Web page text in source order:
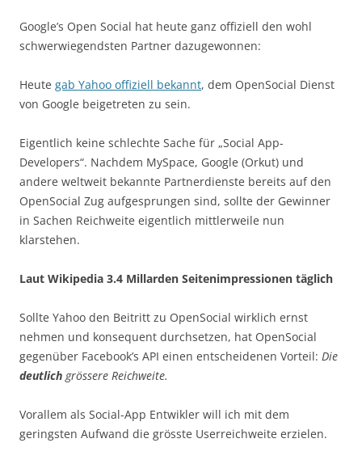
Google’s Open Social hat heute ganz offiziell den wohl
schwerwiegendsten Partner dazugewonnen:
Heute gab Yahoo offiziell bekannt, dem OpenSocial Dienst
von Google beigetreten zu sein.
Eigentlich keine schlechte Sache für „Social App-
Developers“. Nachdem MySpace, Google (Orkut) und
andere weltweit bekannte Partnerdienste bereits auf den
OpenSocial Zug aufgesprungen sind, sollte der Gewinner
in Sachen Reichweite eigentlich mittlerweile nun
klarstehen.
Laut Wikipedia 3.4 Millarden Seitenimpressionen täglich
Sollte Yahoo den Beitritt zu OpenSocial wirklich ernst
nehmen und konsequent durchsetzen, hat OpenSocial
gegenüber Facebook’s API einen entscheidenen Vorteil: Die
deutlich grössere Reichweite.
Vorallem als Social-App Entwikler will ich mit dem
geringsten Aufwand die grösste Userreichweite erzielen.